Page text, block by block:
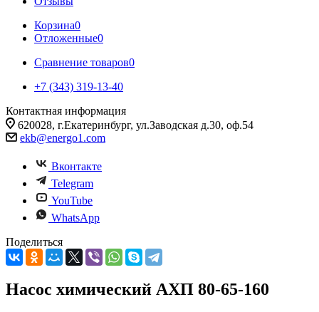
Корзина0
Отложенные0
Сравнение товаров0
+7 (343) 319-13-40
Контактная информация
620028, г.Екатеринбург, ул.Заводская д.30, оф.54
ekb@energo1.com
Вконтакте
Telegram
YouTube
WhatsApp
Поделиться
Насос химический АХП 80-65-160